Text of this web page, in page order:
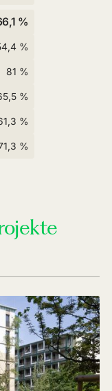
%
%
81 %
%
%
%